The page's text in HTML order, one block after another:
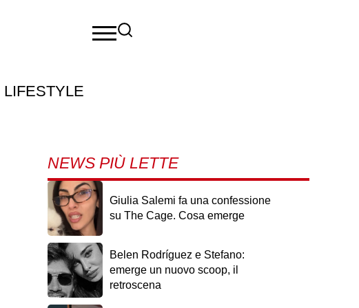
LIFESTYLE
NEWS PIÙ LETTE
Giulia Salemi fa una confessione
su The Cage. Cosa emerge
Belen Rodríguez e Stefano:
emerge un nuovo scoop, il
retroscena